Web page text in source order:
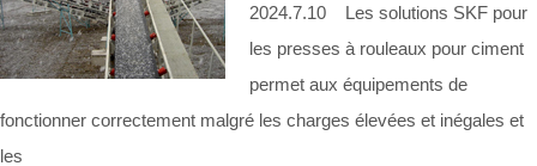
2024.7.10 Les solutions SKF pour
les presses à rouleaux pour ciment
permet aux équipements de
fonctionner correctement malgré les charges élevées et inégales et
les